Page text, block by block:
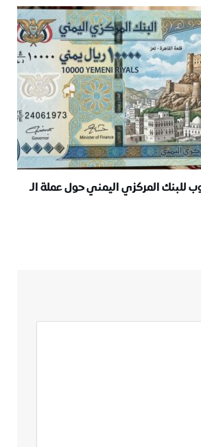
للبنك المركزي اليمني حول عملة الـ